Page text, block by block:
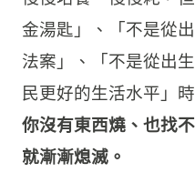
金湯匙」、「不是從
法案」、「不是從出
民更好的生活水平」時
你沒有東西燒、也找
就漸漸熄滅。